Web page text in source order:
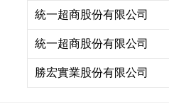
統一超商股份有限公司
統一超商股份有限公司
勝宏實業股份有限公司